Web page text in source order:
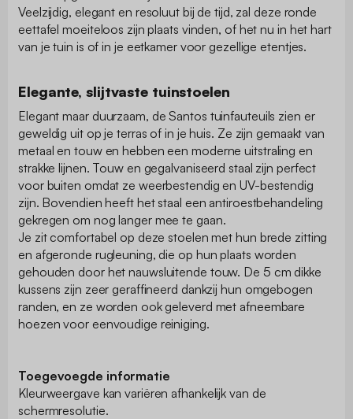
Veelzijdig, elegant en resoluut bij de tijd, zal deze ronde
eettafel moeiteloos zijn plaats vinden, of het nu in het hart
van je tuin is of in je eetkamer voor gezellige etentjes.
Elegante, slijtvaste tuinstoelen
Elegant maar duurzaam, de Santos tuinfauteuils zien er
geweldig uit op je terras of in je huis. Ze zijn gemaakt van
metaal en touw en hebben een moderne uitstraling en
strakke lijnen. Touw en gegalvaniseerd staal zijn perfect
voor buiten omdat ze weerbestendig en UV-bestendig
zijn. Bovendien heeft het staal een antiroestbehandeling
gekregen om nog langer mee te gaan.
Je zit comfortabel op deze stoelen met hun brede zitting
en afgeronde rugleuning, die op hun plaats worden
gehouden door het nauwsluitende touw. De 5 cm dikke
kussens zijn zeer geraffineerd dankzij hun omgebogen
randen, en ze worden ook geleverd met afneembare
hoezen voor eenvoudige reiniging.
Toegevoegde informatie
Kleurweergave kan variëren afhankelijk van de
schermresolutie.